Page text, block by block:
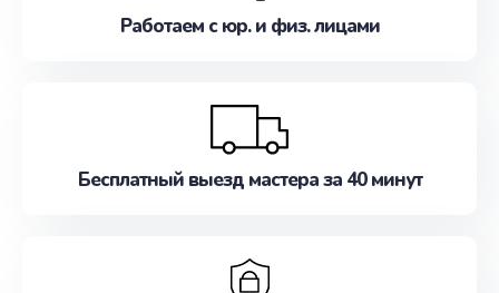
Работаем с юр. и физ. лицами
Бесплатный выезд мастера за 40 минут